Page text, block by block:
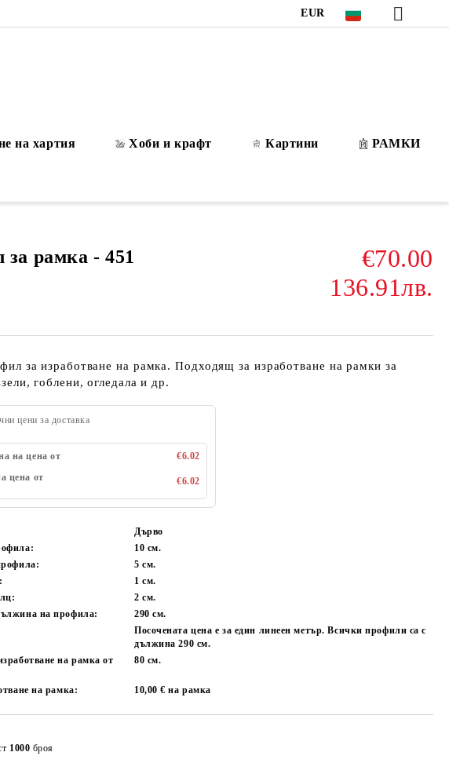
EUR
на хартия Хоби и крафт Картини РАМКИ
рамка - 451
€70.00
136.91лв.
за изработване на рамка. Подходящ за изработване на рамки за
гоблени, огледала и др.
цени за доставка
на цена от
€6.02
цена от
€6.02
Дърво
10 см.
5 см.
1 см.
2 см.
на профила:
290 см.
Посочената цена е за един линеен метър. Всички профили са с
дължина 290 см.
на рамка от
80 см.
на рамка: 10,00 € на рамка
1000 броя